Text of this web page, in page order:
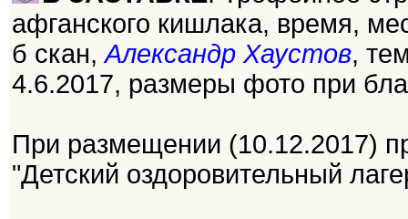
афганского кишлака, время,
б скан,Александр Хаустов,
4.6.2017, размеры фото при
При размещении (10.12.2017)
"Детский оздоровительный